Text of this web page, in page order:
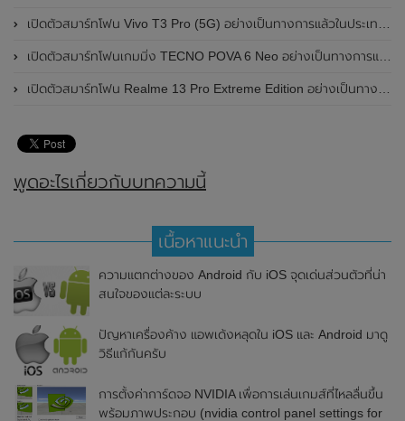
เปิดตัวสมาร์ทโฟน Vivo T3 Pro (5G) อย่างเป็นทางการแล้วในประเทศอินเดีย
เปิดตัวสมาร์ทโฟนเกมมิ่ง TECNO POVA 6 Neo อย่างเป็นทางการแล้วในประเทศไทย ในราคา 8,499 บาท
เปิดตัวสมาร์ทโฟน Realme 13 Pro Extreme Edition อย่างเป็นทางการแล้วในประเทศจีน
พูดอะไรเกี่ยวกับบทความนี้
เนื้อหาแนะนำ
ความแตกต่างของ Android กับ iOS จุดเด่นส่วนตัวที่น่า
สนใจของแต่ละระบบ
ปัญหาเครื่องค้าง แอพเด้งหลุดใน iOS และ Android มาดู
วิธีแก้กันครับ
การตั้งค่าการ์ดจอ NVIDIA เพื่อการเล่นเกมส์ที่ไหลลื่นขึ้น
พร้อมภาพประกอบ (nvidia control panel settings for